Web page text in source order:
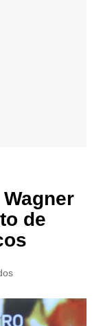
de